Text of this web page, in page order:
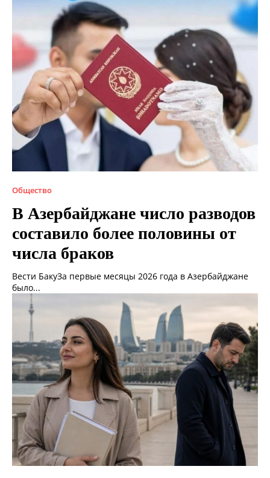
Общество
В Азербайджане число разводов
составило более половины от
числа браков
Вести БакуЗа первые месяцы 2026 года в Азербайджане
было...